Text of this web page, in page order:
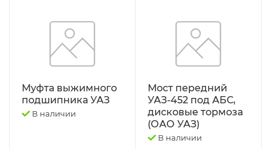
Муфта выжимного
подшипника УАЗ
В наличии
Мост передний
УАЗ-452 под АБС,
дисковые тормоза
(ОАО УАЗ)
В наличии